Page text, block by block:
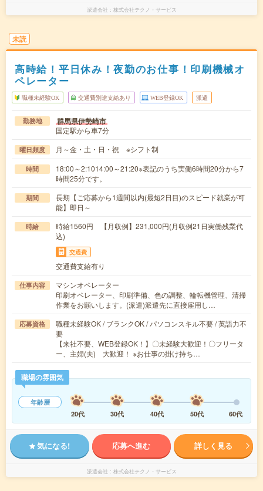
派遣会社 株式会社テクノ・サービス
未読
高時給！平日休み！夜勤のお仕事！印刷機械オ
ペレーター
職種未経験OK 交通費別途支給あり WEB登録OK 派遣
勤務地 群馬県伊勢崎市
国定駅から車7分
曜日頻度 月～金・土・日・祝 ※シフト制
時間
18:00～2:1014:00～21:20※表記のうち実働6時間20分から7
時間25分です。
期間
長期【ご応募から1週間以内(最短2日目)のスピード就業が可
能】即日～
時給
時給1560円 【月収例】231,000円(月収例21日実働残業代
込)
交通費
交通費支給有り
仕事内容
マシンオペレーター
印刷オペレーター、印刷準備、色の調整、輪転機管理、清掃
作業をお願いします。(派遣)派遣先に直接雇用し…
応募資格
職種未経験OK / ブランクOK / パソコンスキル不要 / 英語力不
要
【来社不要、WEB登録OK！】〇未経験大歓迎！〇フリータ
ー、主婦(夫) 大歓迎！ ※お仕事の掛け持ち…
職場の雰囲気
年齢層
20代
30代 40代 50代 60代
気になる! 応募へ進む 詳しく見る
派遣会社 株式会社テクノ・サービス